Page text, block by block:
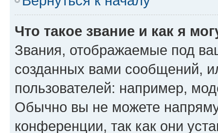
Что такое звание и как я
Звания, отображаемые под
созданных вами сообщений,
пользователей: например,
Обычно вы не можете
конференции, так как они